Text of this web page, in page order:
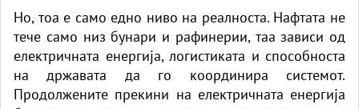
Но, тоа е само едно ниво на реалноста. Нафтата не
тече само низ бунари и рафинерии, таа зависи од
електричната енергија, логистиката и способноста
на државата да го координира системот.
Продолжените прекини на електричната енергија